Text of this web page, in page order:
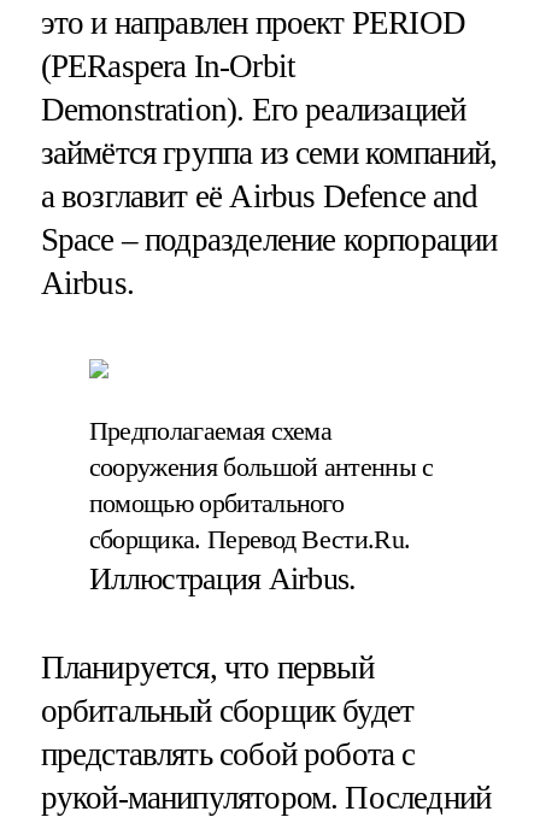
это и направлен проект PERIOD
(PERaspera In-Orbit
Demonstration). Его реализацией
займётся группа из семи компаний,
а возглавит её Airbus Defence and
Space – подразделение корпорации
Airbus.
Предполагаемая схема
сооружения большой антенны с
помощью орбитального
сборщика. Перевод Вести.Ru.
Иллюстрация Airbus.
Планируется, что первый
орбитальный сборщик будет
представлять собой робота с
рукой-манипулятором. Последний